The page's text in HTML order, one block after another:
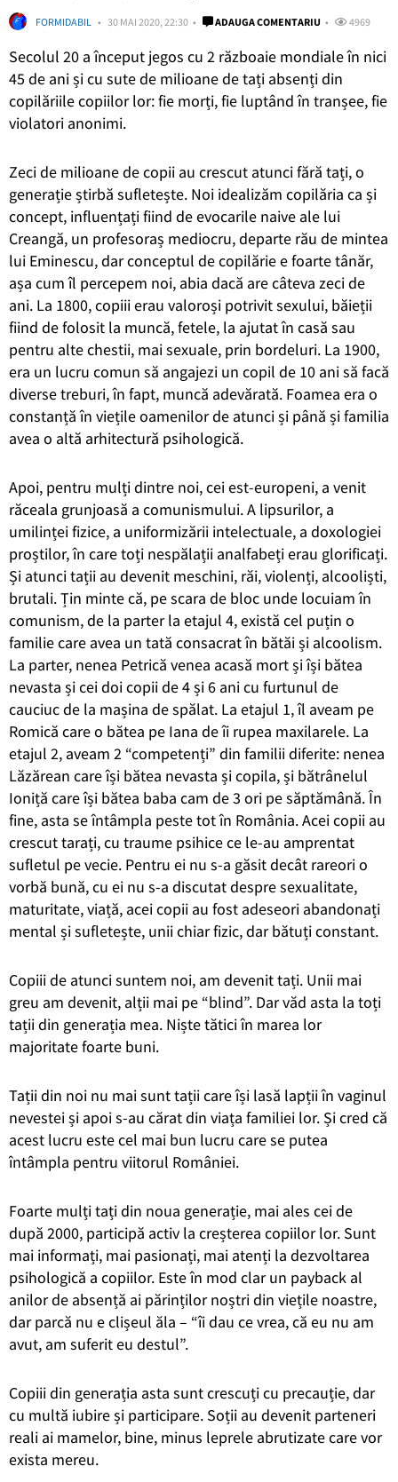
FORMIDABIL 30 MAI 2020, 22:30 ADAUGA COMENTARIU 4969
Secolul 20 a început jegos cu 2 războaie mondiale în nici
45 de ani și cu sute de milioane de tați absenți din
copilăriile copiilor lor: fie morți, fie luptând în tranșee, fie
violatori anonimi.
Zeci de milioane de copii au crescut atunci fără tați, o
generație știrbă sufletește. Noi idealizăm copilăria ca și
concept, influențați fiind de evocarile naive ale lui
Creangă, un profesoraș mediocru, departe rău de mintea
lui Eminescu, dar conceptul de copilărie e foarte tânăr,
așa cum îl percepem noi, abia dacă are câteva zeci de
ani. La 1800, copiii erau valoroși potrivit sexului, băieții
fiind de folosit la muncă, fetele, la ajutat în casă sau
pentru alte chestii, mai sexuale, prin bordeluri. La 1900,
era un lucru comun să angajezi un copil de 10 ani să facă
diverse treburi, în fapt, muncă adevărată. Foamea era o
constanță în viețile oamenilor de atunci și până și familia
avea o altă arhitectură psihologică.
Apoi, pentru mulți dintre noi, cei est-europeni, a venit
răceala grunjoasă a comunismului. A lipsurilor, a
umilinței fizice, a uniformizării intelectuale, a doxologiei
proștilor, în care toți nespălații analfabeți erau glorificați.
Și atunci tații au devenit meschini, răi, violenți, alcooliști,
brutali. Țin minte că, pe scara de bloc unde locuiam în
comunism, de la parter la etajul 4, există cel puțin o
familie care avea un tată consacrat în bătăi și alcoolism.
La parter, nenea Petrică venea acasă mort și își bătea
nevasta și cei doi copii de 4 și 6 ani cu furtunul de
cauciuc de la mașina de spălat. La etajul 1, îl aveam pe
Romică care o bătea pe Iana de îi rupea maxilarele. La
etajul 2, aveam 2 “competenți” din familii diferite: nenea
Lăzărean care își bătea nevasta și copila, și bătrânelul
Ioniță care își bătea baba cam de 3 ori pe săptămână. În
fine, asta se întâmpla peste tot în România. Acei copii au
crescut tarați, cu traume psihice ce le-au amprentat
sufletul pe vecie. Pentru ei nu s-a găsit decât rareori o
vorbă bună, cu ei nu s-a discutat despre sexualitate,
maturitate, viață, acei copii au fost adeseori abandonați
mental și sufletește, unii chiar fizic, dar bătuți constant.
Copiii de atunci suntem noi, am devenit tați. Unii mai
greu am devenit, alții mai pe “blind”. Dar văd asta la toți
tații din generația mea. Niște tătici în marea lor
majoritate foarte buni.
Tații din noi nu mai sunt tații care își lasă lapții în vaginul
nevestei și apoi s-au cărat din viața familiei lor. Și cred că
acest lucru este cel mai bun lucru care se putea
întâmpla pentru viitorul României.
Foarte mulți tați din noua generație, mai ales cei de
după 2000, participă activ la creșterea copiilor lor. Sunt
mai informați, mai pasionați, mai atenți la dezvoltarea
psihologică a copiilor. Este în mod clar un payback al
anilor de absență ai părinților noștri din viețile noastre,
dar parcă nu e clișeul ăla – “îi dau ce vrea, că eu nu am
avut, am suferit eu destul”.
Copiii din generația asta sunt crescuți cu precauție, dar
cu multă iubire și participare. Soții au devenit parteneri
reali ai mamelor, bine, minus leprele abrutizate care vor
exista mereu.